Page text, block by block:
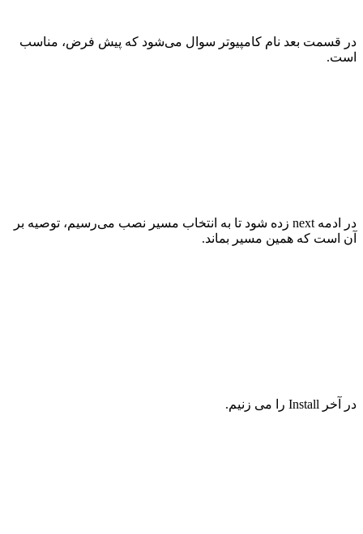
در قسمت بعد نام کامپیوتر سوال می‌شود که پیش فرض، مناسب
است.
در ادمه next زده شود تا به انتخاب مسیر نصب می‌رسیم، توصیه بر
آن است که همین مسیر بماند.
در آخر Install را می زنیم.